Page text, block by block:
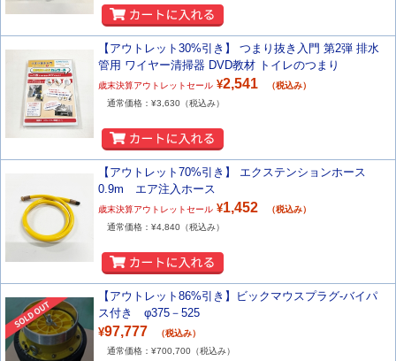
【アウトレット30%引き】 つまり抜き入門 第2弾 排水
管用 ワイヤー清掃器 DVD教材 トイレのつまり
歳末決算アウトレットセール ¥2,541
（税込み）
通常価格：¥3,630 （税込み）
【アウトレット70%引き】 エクステンションホース
0.9m エア注入ホース
歳末決算アウトレットセール ¥1,452
（税込み）
通常価格：¥4,840 （税込み）
【アウトレット86%引き】ビックマウスプラグ-バイパ
ス付き φ375－525
¥97,777
（税込み）
通常価格：¥700,700 （税込み）